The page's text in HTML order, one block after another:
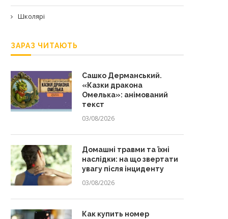
Школярі
ЗАРАЗ ЧИТАЮТЬ
Сашко Дерманський.
«Казки дракона
Омелька»: анімований
текст
03/08/2026
Домашні травми та їхні
наслідки: на що звертати
увагу після інциденту
03/08/2026
Как купить номер